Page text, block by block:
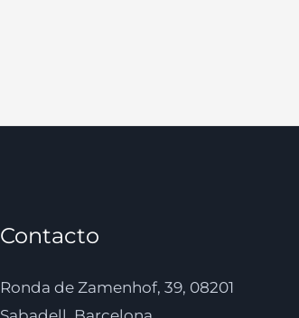
Contacto
Ronda de Zamenhof, 39, 08201